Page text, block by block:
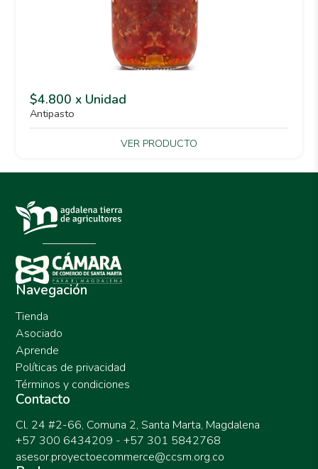
$4.800 x Unidad
Antipasto
VER PRODUCTO
Navegación
Tienda
Asociado
Aprende
Políticas de privacidad
Términos y condiciones
Contacto
Cl. 24 #2-66, Comuna 2, Santa Marta, Magdalena
+57 300 6434209 - +57 301 5842768
asesor.proyectoecommerce@ccsm.org.co